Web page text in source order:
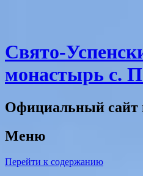
Свято-
монастырь с.
Официальный сайт
Меню
Перейти к содержанию